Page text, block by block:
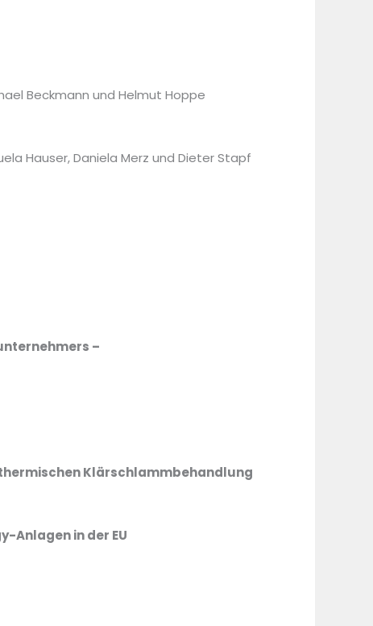
Beckmann und Helmut Hoppe
Hauser, Daniela Merz und Dieter Stapf
–
Klärschlammbehandlung
Anlagen in der EU